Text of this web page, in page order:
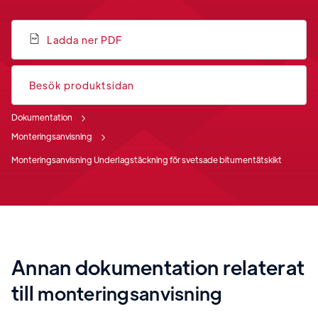
Ladda ner PDF
Besök produktsidan
Dokumentation
Monteringsanvisning
Monteringsanvisning Underlagstäckning för svetsade bitumentätskikt
Annan dokumentation relaterat
till monteringsanvisning